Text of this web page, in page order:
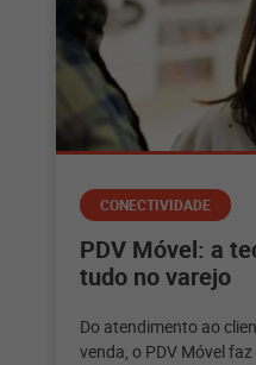
CONECTIVIDADE
PDV Móvel: a
tudo no varejo
Do atendimento ao
venda, o PDV Móvel